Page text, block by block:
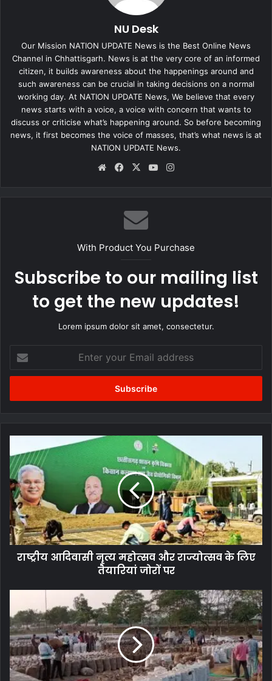
NU Desk
Our Mission NATION UPDATE News is the Best Online News
Channel in Chhattisgarh. News is at the very core of an informed
citizen, it builds awareness about the happenings around and
such awareness can be crucial in taking decisions on a normal
working day. At NATION UPDATE News, We believe that every
news starts with a voice, a voice with concern that wants to
discuss or criticise what’s happening around. So before becoming
news, it first becomes the voice of masses, that’s what news is at
NATION UPDATE News.
WebsiteFacebook
X YouTube
With Product You Purchase
Subscribe to our mailing list
to get the new updates!
Lorem ipsum dolor sit amet, consectetur.
your
Email
आदिवासी
नृत्य
महोत्सव
और
राज्योत्सव
के
लिए
तैयारियां
जोरोंराष्ट्रीय आदिवासी नृत्य महोत्सव और राज्योत्सव के लिए
तैयारियां जोरों पर
एकड़
20
क्विंटल
धान
खरीदे
राज्य